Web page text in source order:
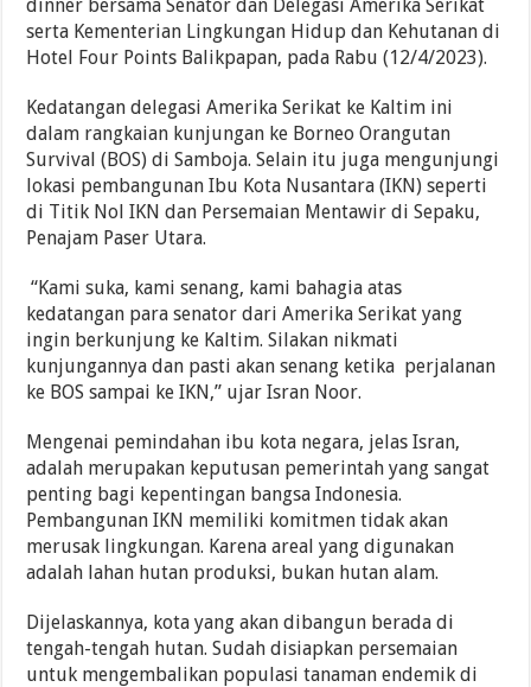
dinner bersama Senator dan Delegasi Amerika Serikat
serta Kementerian Lingkungan Hidup dan Kehutanan di
Hotel Four Points Balikpapan, pada Rabu (12/4/2023).
Kedatangan delegasi Amerika Serikat ke Kaltim ini
dalam rangkaian kunjungan ke Borneo Orangutan
Survival (BOS) di Samboja. Selain itu juga mengunjungi
lokasi pembangunan Ibu Kota Nusantara (IKN) seperti
di Titik Nol IKN dan Persemaian Mentawir di Sepaku,
Penajam Paser Utara.
“Kami suka, kami senang, kami bahagia atas
kedatangan para senator dari Amerika Serikat yang
ingin berkunjung ke Kaltim. Silakan nikmati
kunjungannya dan pasti akan senang ketika perjalanan
ke BOS sampai ke IKN,” ujar Isran Noor.
Mengenai pemindahan ibu kota negara, jelas Isran,
adalah merupakan keputusan pemerintah yang sangat
penting bagi kepentingan bangsa Indonesia.
Pembangunan IKN memiliki komitmen tidak akan
merusak lingkungan. Karena areal yang digunakan
adalah lahan hutan produksi, bukan hutan alam.
Dijelaskannya, kota yang akan dibangun berada di
tengah-tengah hutan. Sudah disiapkan persemaian
untuk mengembalikan populasi tanaman endemik di